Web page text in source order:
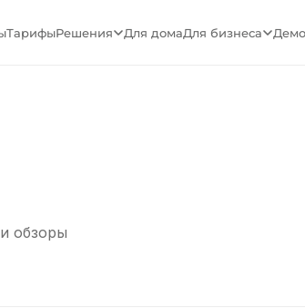
ТарифыРешения Для домаДля бизнеса
обзоры